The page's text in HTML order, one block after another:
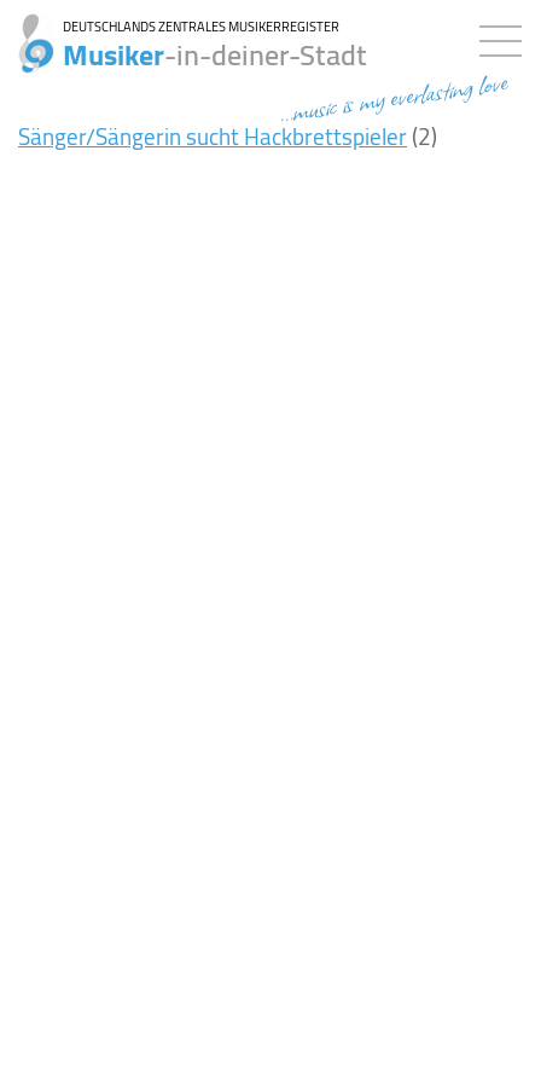
DEUTSCHLANDS ZENTRALES MUSIKERREGISTER
Musiker-in-deiner-Stadt
...music is my everlasting love
Sänger/Sängerin sucht Hackbrettspieler(2)